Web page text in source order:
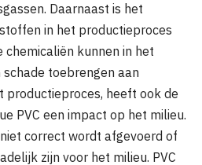
Daarnaast is het
in het productieproces
chemicaliën kunnen in het
toebrengen aan
productieproces, heeft ook de
PVC een impact op het milieu.
correct wordt afgevoerd of
zijn voor het milieu. PVC